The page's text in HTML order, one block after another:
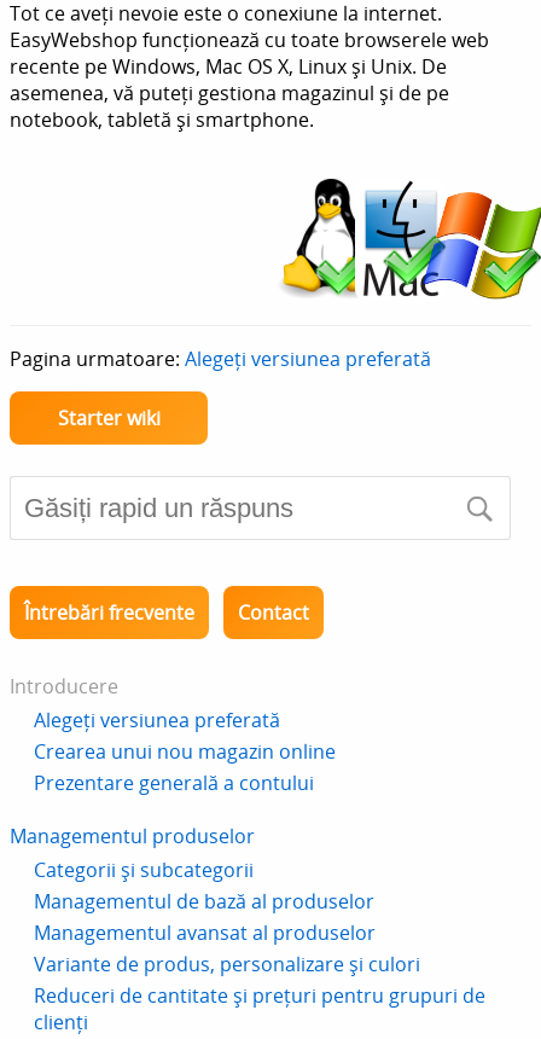
Tot ce aveți nevoie este o conexiune la internet.
EasyWebshop funcționează cu toate browserele web
recente pe Windows, Mac OS X, Linux și Unix. De
asemenea, vă puteți gestiona magazinul și de pe
notebook, tabletă și smartphone.
Pagina urmatoare: Alegeți versiunea preferată
Starter wiki
Întrebări frecvente Contact
Introducere
Alegeți versiunea preferată
Crearea unui nou magazin online
Prezentare generală a contului
Managementul produselor
Categorii și subcategorii
Managementul de bază al produselor
Managementul avansat al produselor
Variante de produs, personalizare și culori
Reduceri de cantitate și prețuri pentru grupuri de
clienți